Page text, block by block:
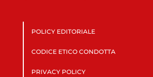
POLICY EDITORIALE
CODICE ETICO CONDOTTA
PRIVACY POLICY